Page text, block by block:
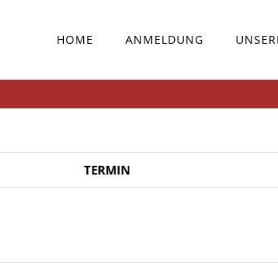
HOME ANMELDUNG
TERMIN